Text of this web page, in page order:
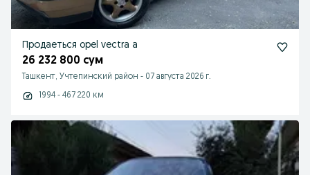
Продаеться opel vectra a
26 232 800 сум
Ташкент, Учтепинский район - 07 августа 2026 г.
1994 - 467 220 км